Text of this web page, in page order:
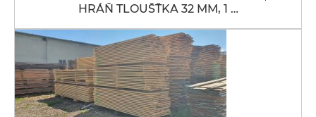
HRÁŇ TLOUŠŤKA 32 MM, 1 …